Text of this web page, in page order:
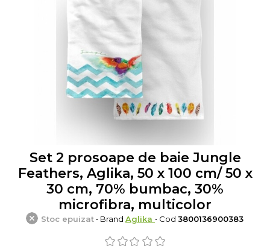
Set 2 prosoape de baie Jungle
Feathers, Aglika, 50 x 100 cm/ 50 x
30 cm, 70% bumbac, 30%
microfibra, multicolor
Stoc epuizat • Brand Aglika • Cod 3800136900383